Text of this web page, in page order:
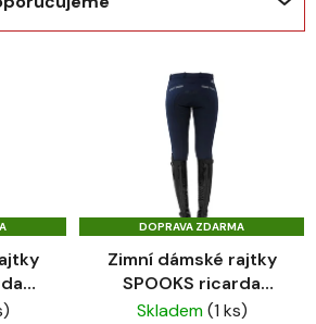
DOPRAVA ZDARMA
Zimní dámské rajtky
SPOOKS ricarda
thermo blue
Skladem(1 ks)